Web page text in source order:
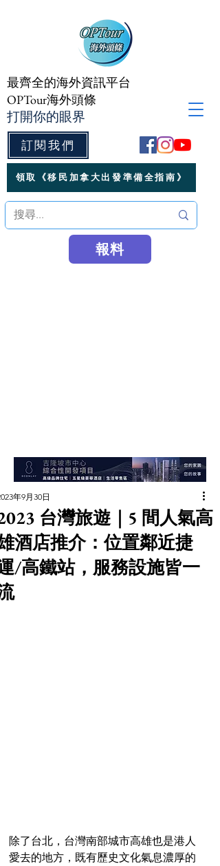
訂閱我們
最齊全的海外資訊平台
OPTour海外頭條
打開你的眼界
領取《移民加拿大出發準備全指南》
報料
台灣旅遊｜5 間人氣高
酒店推介：位置鄰近捷
/高鐵站，服務設施皆一
年9月30日
除了台北，台灣南部城市高雄也是港人
愛去的地方，既有歷史文化氣息濃厚的